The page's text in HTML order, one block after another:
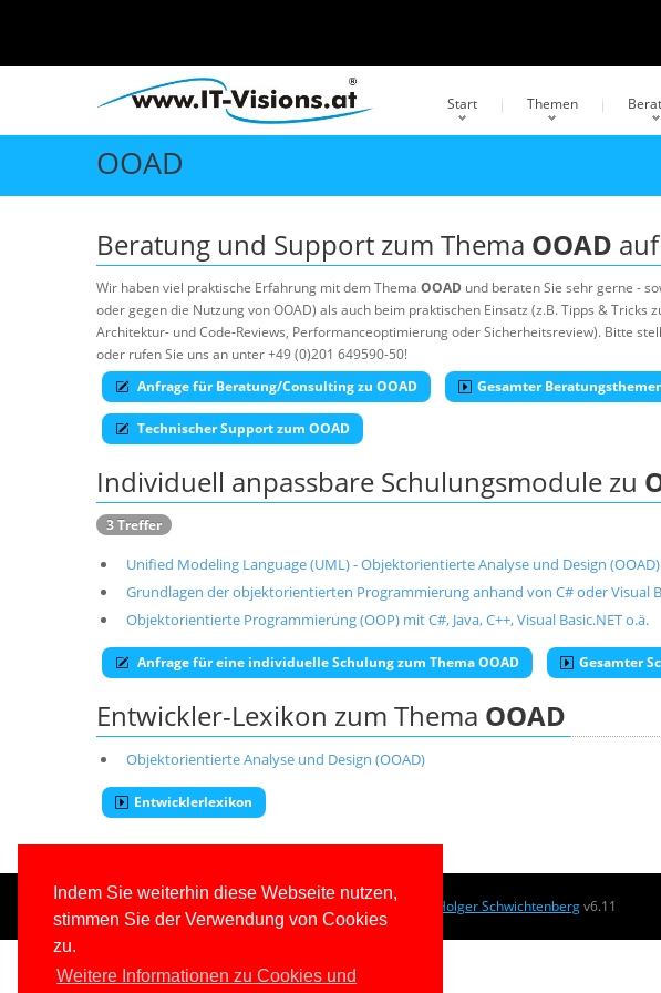
Indem Sie weiterhin diese Webseite nutzen,
stimmen Sie der Verwendung von Cookies
zu.
Weitere Informationen zu Cookies und
Start Themen
OOAD
Beratung und Support zum Thema OOAD
Wir haben viel praktische Erfahrung mit dem Thema OOAD und beraten Sie sehr gerne -
oder gegen die Nutzung von OOAD) als auch beim praktischen Einsatz (z.B. Tipps & Tricks
Architektur- und Code-Reviews, Performanceoptimierung oder Sicherheitsreview). Bitte
oder rufen Sie uns an unter +49 (0)201 649590-50!
Anfrage für Beratung/Consulting zu OOAD
Gesamter
Technischer Support zum OOAD
Individuell anpassbare Schulungsmodule zu
3 Treffer
Unified Modeling Language (UML) - Objektorientierte Analyse und Design (OOAD)
Grundlagen der objektorientierten Programmierung anhand von C# oder Visual
Objektorientierte Programmierung (OOP) mit C#, Java, C++, Visual Basic.NET o.ä.
Anfrage für eine individuelle Schulung zum Thema OOAD Gesamter
Entwickler-Lexikon zum Thema OOAD
Objektorientierte Analyse und Design (OOAD)
Entwicklerlexikon
www.IT-Visions.at Dr. Holger Schwichtenbergv6.11